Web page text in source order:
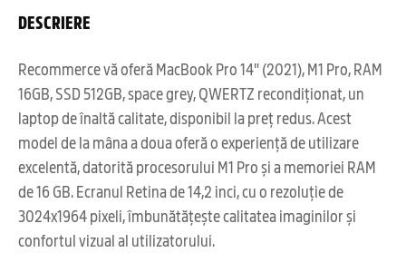
DESCRIERE
Recommerce vă oferă MacBook Pro 14" (2021), M1 Pro, RAM
16GB, SSD 512GB, space grey, QWERTZ recondiționat, un
laptop de înaltă calitate, disponibil la preț redus. Acest
model de la mâna a doua oferă o experiență de utilizare
excelentă, datorită procesorului M1 Pro și a memoriei RAM
de 16 GB. Ecranul Retina de 14,2 inci, cu o rezoluție de
3024x1964 pixeli, îmbunătățește calitatea imaginilor și
confortul vizual al utilizatorului.